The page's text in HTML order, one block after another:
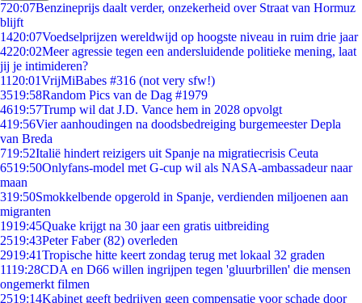
720:07Benzineprijs daalt verder, onzekerheid over Straat van Hormuz
blijft
1420:07Voedselprijzen wereldwijd op hoogste niveau in ruim drie jaar
4220:02Meer agressie tegen een andersluidende politieke mening, laat
jij je intimideren?
11 20:01VrijMiBabes #316 (not very sfw!)
3519:58Random Pics van de Dag #1979
4619:57Trump wil dat J.D. Vance hem in 2028 opvolgt
419:56Vier aanhoudingen na doodsbedreiging burgemeester Depla
van Breda
719:52Italië hindert reizigers uit Spanje na migratiecrisis Ceuta
6519:50Onlyfans-model met G-cup wil als NASA-ambassadeur naar
maan
319:50Smokkelbende opgerold in Spanje, verdienden miljoenen aan
migranten
1919:45Quake krijgt na 30 jaar een gratis uitbreiding
2519:43Peter Faber (82) overleden
2919:41Tropische hitte keert zondag terug met lokaal 32 graden
1119:28CDA en D66 willen ingrijpen tegen 'gluurbrillen' die mensen
ongemerkt filmen
2519:14Kabinet geeft bedrijven geen compensatie voor schade door